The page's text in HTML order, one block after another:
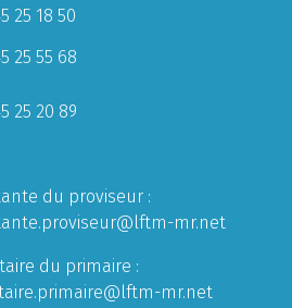
25 18 50
25 55 68
25 20 89
du proviseur :
mr.net
du primaire :
mr.net